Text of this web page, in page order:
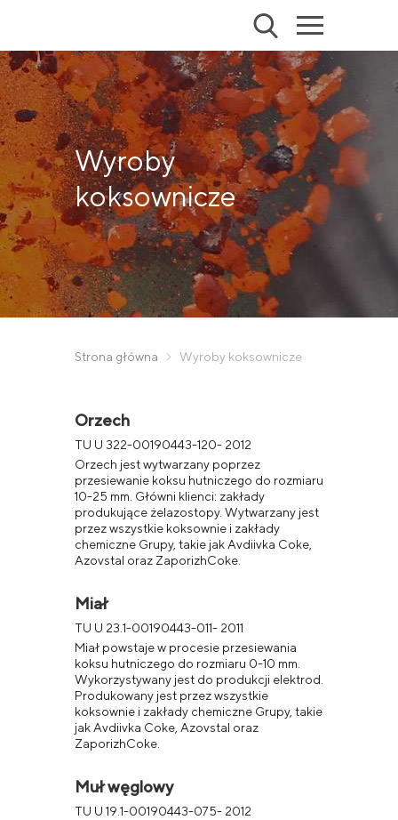
Wyroby
koksownicze
Strona główna Wyroby koksownicze
Orzech
ТU U 322-00190443-120- 2012
Orzech jest wytwarzany poprzez
przesiewanie koksu hutniczego do rozmiaru
10-25 mm. Główni klienci: zakłady
produkujące żelazostopy. Wytwarzany jest
przez wszystkie koksownie i zakłady
chemiczne Grupy, takie jak Avdiivka Coke,
Azovstal oraz ZaporizhCoke.
Miał
ТU U 23.1-00190443-011- 2011
Miał powstaje w procesie przesiewania
koksu hutniczego do rozmiaru 0-10 mm.
Wykorzystywany jest do produkcji elektrod.
Produkowany jest przez wszystkie
koksownie i zakłady chemiczne Grupy, takie
jak Avdiivka Coke, Azovstal oraz
ZaporizhCoke.
Muł węglowy
ТU U 19.1-00190443-075- 2012